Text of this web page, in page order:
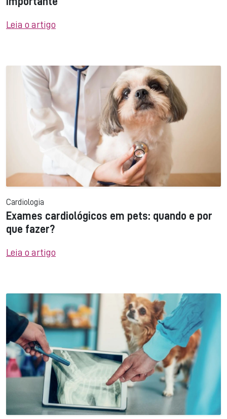
Leia o artigo
Cardiologia
Exames cardiológicos em pets: quando e por
que fazer?
Leia o artigo